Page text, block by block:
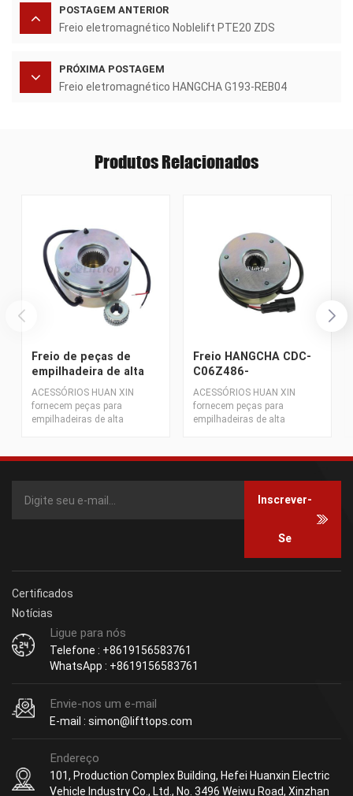
POSTAGEM ANTERIOR
Freio eletromagnético Noblelift PTE20 ZDS
PRÓXIMA POSTAGEM
Freio eletromagnético HANGCHA G193-REB04
Produtos Relacionados
Freio de peças de
empilhadeira de alta
qualidade (freio
desligado) REB0908Q
(15T) ZE-R
ACESSÓRIOS HUAN XIN
fornecem peças para
empilhadeiras de alta
R. Também fornecemos
TCM、KOMATSU、NISSAN、
Freio HANGCHA CDC-
C06Z486-
C069(24)4C15-CJ
ACESSÓRIOS HUAN XIN
fornecem peças para
empilhadeiras de alta
C06Z486-C069(24)4C15-CJ.
empilhadeira para TOYOTA、
TCM、KOMATSU、NISSAN、
Inscrever-
Se
Certificados
Notícias
Ligue para nós
Telefone : +8619156583761
WhatsApp : +8619156583761
Envie-nos um e-mail
E-mail : simon@lifttops.com
Endereço
101, Production Complex Building, Hefei Huanxin Electric
Vehicle Industry Co., Ltd., No. 3496 Weiwu Road, Xinzhan